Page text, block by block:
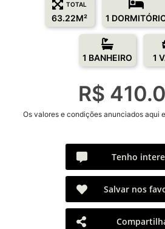
TOTAL
63.22M² 1
1 BANHEIRO 1
R$
Os valores e condições anunciados aqui
Tenho
Salvar nos